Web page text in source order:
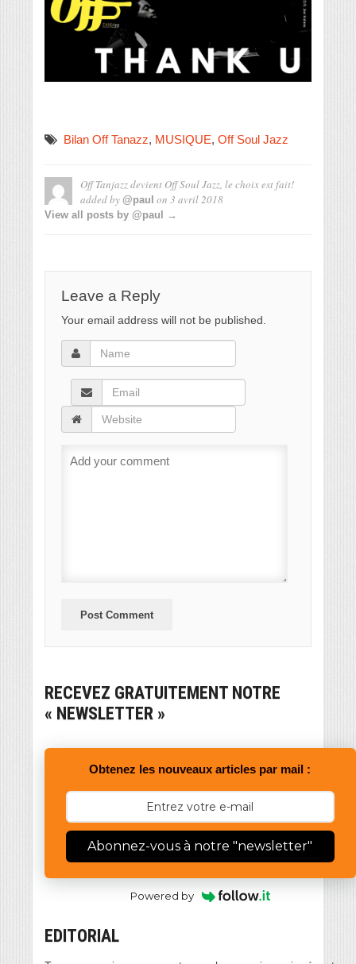
Bilan Off Tanazz, MUSIQUE, Off Soul Jazz
Off Tanjazz devient Off Soul Jazz, le choix est fait!
added by @paul on 3 avril 2018
View all posts by @paul →
Leave a Reply
Your email address will not be published.
RECEVEZ GRATUITEMENT NOTRE
« NEWSLETTER »
Obtenez les nouveaux articles par mail :
Abonnez-vous à notre "newsletter"
Powered by
EDITORIAL